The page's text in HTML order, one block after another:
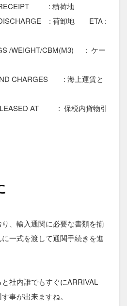
: 積荷地
: 荷卸地 ETA :
/WEIGHT/CBM(M3) : ケー
CHARGES : 海上運賃と
AT : 保税内貨物引
、輸入通関に必要な書類を揃
一式を渡して通関手続きを進
社内誰でもすぐにARRIVAL
事が出来ますね。